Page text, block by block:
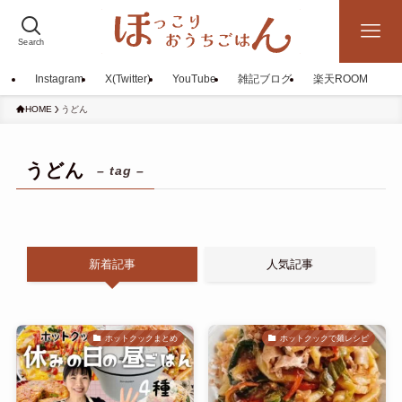
Search
Instagram X(Twitter) YouTube 雑記ブログ 楽天ROOM
HOME うどん
うどん – tag –
新着記事 人気記事
ホットクックまとめ ホットクックで麺レシピ